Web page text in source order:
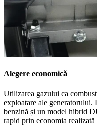
Alegere economică
Utilizarea gazului ca
exploatare ale generatorului.
benzină și un model hibrid
rapid prin economia